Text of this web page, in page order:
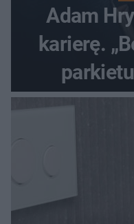
Adam
karierę.